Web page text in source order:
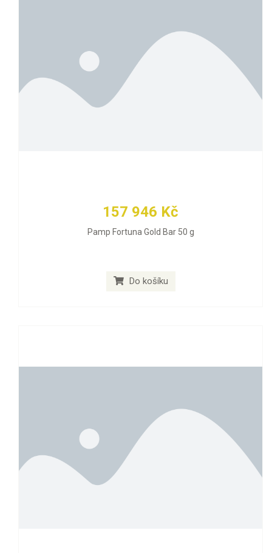
157 946 Kč
Pamp Fortuna Gold Bar 50 g
Do košíku